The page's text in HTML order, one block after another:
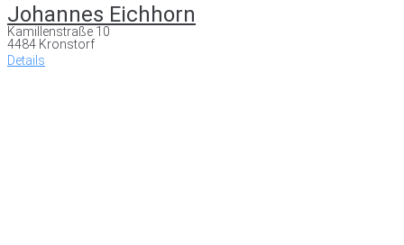
Johannes Eichhorn
Kamillenstraße 10
4484 Kronstorf
Details